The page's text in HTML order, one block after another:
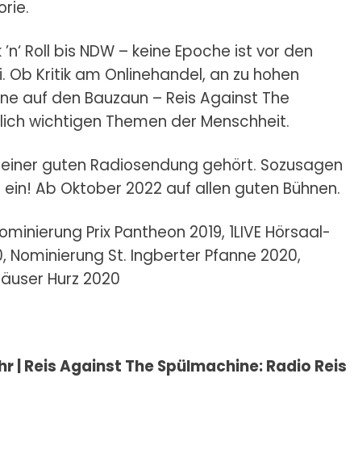
Roll bis NDW – keine Epoche ist vor den
Kritik am Onlinehandel, an zu hohen
auf den Bauzaun – Reis Against The
wichtigen Themen der Menschheit.
guten Radiosendung gehört. Sozusagen
Ab Oktober 2022 auf allen guten Bühnen.
Prix Pantheon 2019, 1LIVE Hörsaal-
Nominierung St. Ingberter Pfanne 2020,
Hurz 2020
| Reis Against The Spülmachine: Radio Reis